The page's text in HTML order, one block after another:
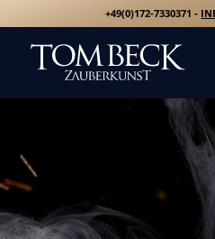
+49(0)172-7330371 -